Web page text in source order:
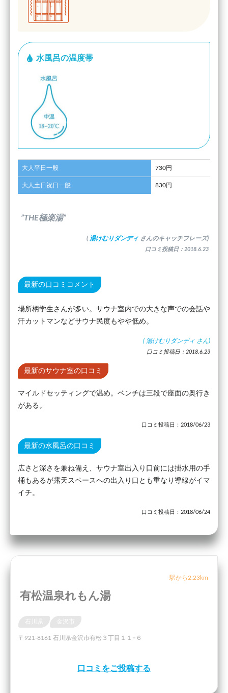
水風呂の温度帯
大人平日一般 730円
大人土日祝日一般 830円
”THE極楽湯”
( 湯けむりダンディ さんのキャッチフレーズ)
口コミ投稿日：2018.6.23
最新の口コミコメント
場所柄学生さんが多い。サウナ室内での大きな声での会話や
汗カットマンなどサウナ民度もやや低め。
( 湯けむりダンディ さん)
口コミ投稿日：2018.6.23
最新のサウナ室の口コミ
マイルドセッティングで温め。ベンチは三段で座面の奥行き
がある。
口コミ投稿日：2018/06/23
最新の水風呂の口コミ
広さと深さを兼ね備え、サウナ室出入り口前には掛水用の手
桶もあるが露天スペースへの出入り口とも重なり導線がイマ
イチ。
口コミ投稿日：2018/06/24
駅から2.23km
有松温泉れもん湯
石川県
〒921-8161 石川県金沢市有松３丁目１１−６
口コミをご投稿する